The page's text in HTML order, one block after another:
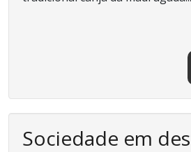
Sociedade em